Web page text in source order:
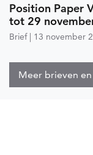
Position Paper
tot 29
Brief 13 november
Meer brieven